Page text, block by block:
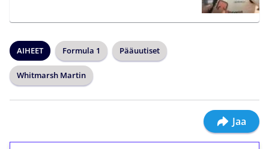
AIHEET Formula 1 Pääuutiset
Whitmarsh Martin
Jaa